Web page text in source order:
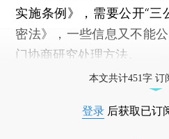
实施条例》，需要公开“三
密法》，一些信息又不能
门协商研究处理方法。
本文共计451字 订
登录 后获取已订